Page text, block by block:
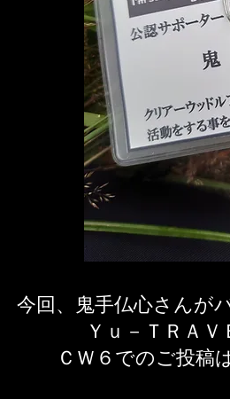
今回、鬼手仏心さんが
Ｙｕ－ＴＲＡ
ＣＷ６でのご投稿